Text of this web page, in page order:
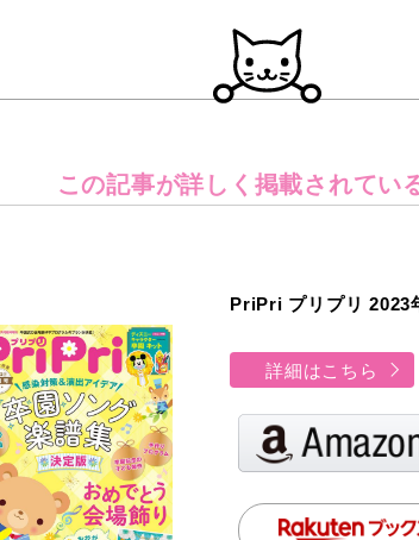
この記事が詳しく 掲載されてい
PriPri プリプリ 2023
詳細はこちら